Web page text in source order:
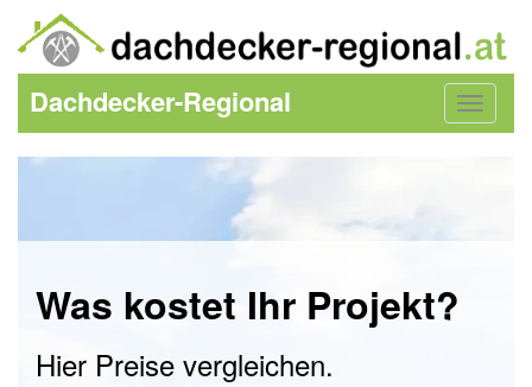
Toggle
Dachdecker-Regional
Was kostet Ihr Projekt?
Hier Preise vergleichen.